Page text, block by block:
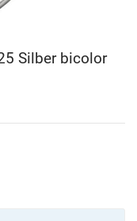
Silber bicolor